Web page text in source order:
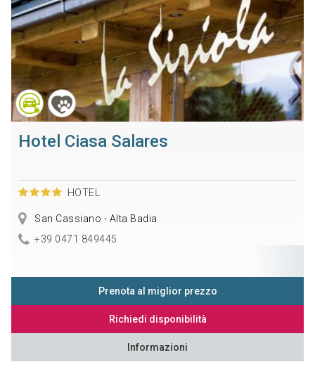
Hotel Ciasa Salares
HOTEL
San Cassiano - Alta Badia
+39 0471 849445
Prenota al miglior prezzo
Richiedi disponibilità
Informazioni